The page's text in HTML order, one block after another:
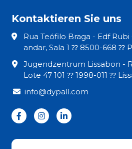
Kontaktieren Sie uns
Rua Teófilo Braga - Edf
andar, Sala 1 ⁇ 8500-668 ⁇
Jugendzentrum Lissabon -
Lote 47 101 ⁇ 1998-011 ⁇
info@dypall.com